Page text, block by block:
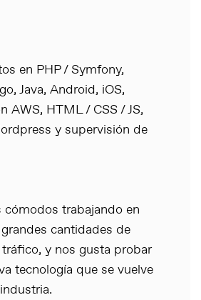
en PHP / Symfony,
Java, Android, iOS,
AWS, HTML / CSS / JS,
y supervisión de
cómodos trabajando en
cantidades de
y nos gusta probar
tecnología que se vuelve